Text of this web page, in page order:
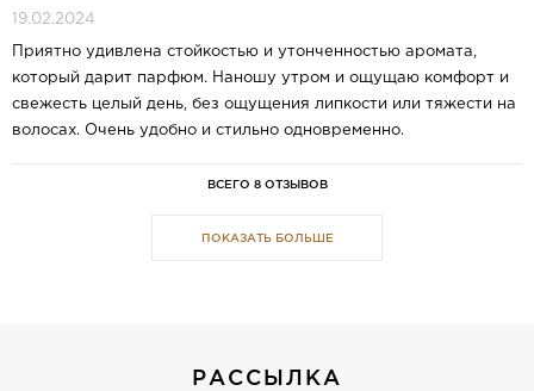
19.02.2024
Приятно удивлена стойкостью и утонченностью аромата,
который дарит парфюм. Наношу утром и ощущаю комфорт и
свежесть целый день, без ощущения липкости или тяжести на
волосах. Очень удобно и стильно одновременно.
ВСЕГО 8 ОТЗЫВОВ
ПОКАЗАТЬ БОЛЬШЕ
РАССЫЛКА